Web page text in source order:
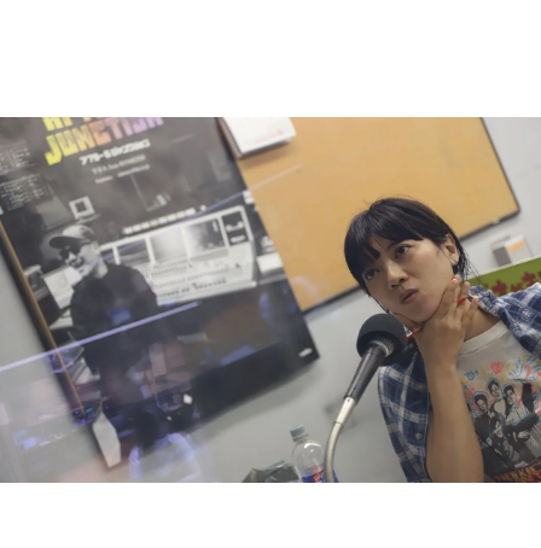
イベント・グッズ
YouTube
会社情報